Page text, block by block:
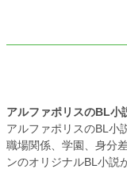
アルファポリスのBL小
アルファポリスのBL小
職場関係、学園、身分
ンのオリジナルBL小説